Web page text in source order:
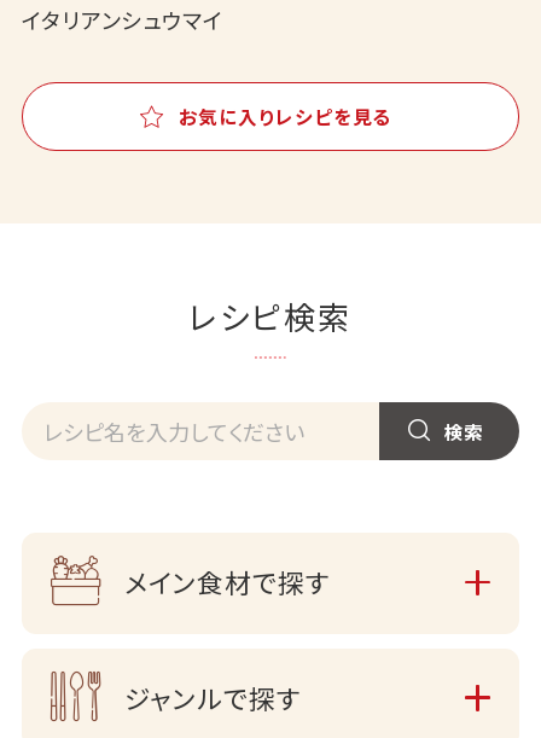
イタリアンシュウマイ
お気に入りレシピを見る
レシピ検索
メイン食材で探す
ジャンルで探す